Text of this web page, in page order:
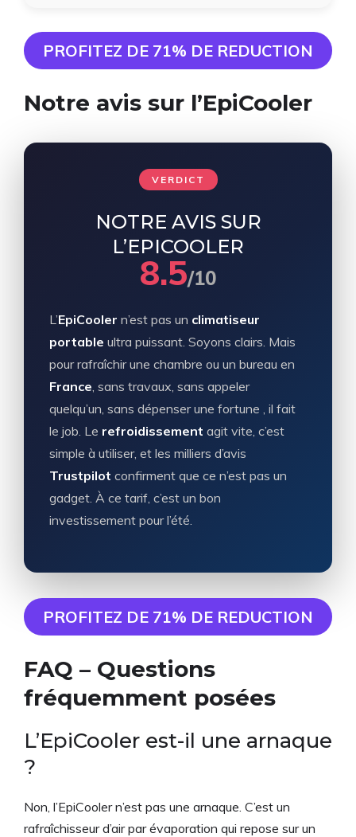
PROFITEZ DE 71% DE REDUCTION
Notre avis sur l’EpiCooler
VERDICT
NOTRE AVIS SUR
L’EPICOOLER
8.5/10
L’EpiCooler n’est pas un climatiseur
portable ultra puissant. Soyons clairs. Mais
pour rafraîchir une chambre ou un bureau en
France , sans travaux, sans appeler
quelqu’un, sans dépenser une fortune , il fait
le job. Le refroidissement agit vite, c’est
simple à utiliser, et les milliers d’avis
Trustpilot confirment que ce n’est pas un
gadget. À ce tarif, c’est un bon
investissement pour l’été.
PROFITEZ DE 71% DE REDUCTION
FAQ – Questions
fréquemment posées
L’EpiCooler est-il une arnaque
?
Non, l’EpiCooler n’est pas une arnaque. C’est un
rafraîchisseur d’air par évaporation qui repose sur un